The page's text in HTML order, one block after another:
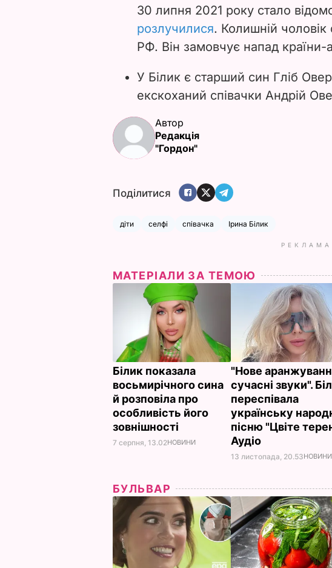
30 липня 2021 року стало
розлучилися. Колишній
РФ. Він замовчує напад країни-
У Білик є старший син Гліб
екскоханий співачки Андрій
Автор
Редакція
"Гордон"
Поділитися
діти селфі співачка Ірина Білик
РЕКЛАМА
МАТЕРІАЛИ ЗА ТЕМОЮ
Білик показала
восьмирічного сина
й розповіла про
особливість його
зовнішності
7 серпня, 13.02НОВИНИ
"Нове
сучасні звуки".
переспівала
українську
пісню "Цвіте
Аудіо
13 листопада, 20.53НОВИНИ
БУЛЬВАР